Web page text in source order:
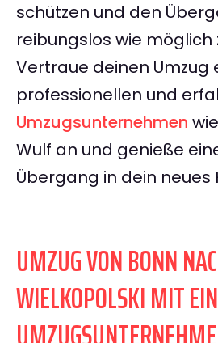
schützen und den
reibungslos wie möglich
Vertraue deinen Umzug
professionellen und
Umzugsunternehmen
Wulf an und genieße
Übergang in dein neues
UMZUG VON BONN
WIELKOPOLSKI MIT